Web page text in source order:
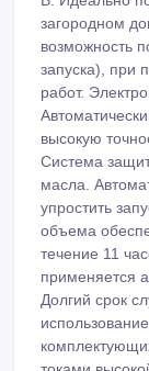
высокую
Система
масла.
упростить
объема
течение 11
применяется
Долгий срок
токами
Наличие